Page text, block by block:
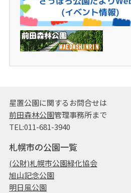
星置公園に関するお問合せは
前田森林公園管理事務所まで
TEL:011-681-3940
札幌市の公園一覧
(公財)札幌市公園緑化協会
旭山記念公園
明日風公園